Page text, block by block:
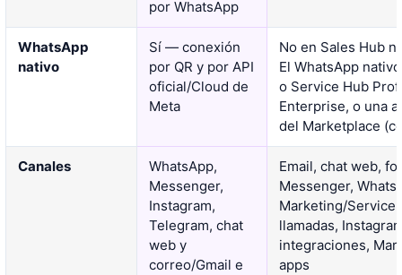
por WhatsApp
WhatsApp
nativo
Sí — conexión
por QR y por API
oficial/Cloud de
Meta
No en Sales Hub
El WhatsApp
o Service Hub
Enterprise, o una
del Marketplace
Canales
WhatsApp,
Messenger,
Instagram,
Telegram, chat
web y
correo/Gmail e
Email, chat web,
Messenger,
Marketing/Service
llamadas,
integraciones,
apps